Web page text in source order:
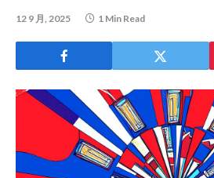
12 9 月, 2025 1 Min Read